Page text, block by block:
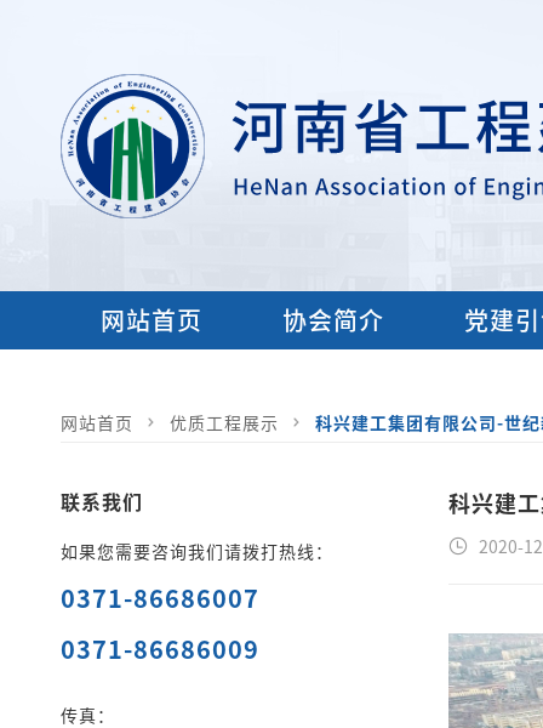
网站首页 协会简介 党建
网站首页 优质工程展示 科兴建工集团有限公司-世
联系我们
如果您需要咨询我们请拨打热线：
0371-86686007
0371-86686009
传真：
科兴建
2020-